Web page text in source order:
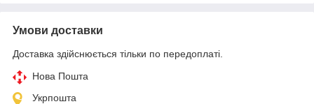
Умови доставки
Доставка здійснюється тільки по передоплаті.
Нова Пошта
Укрпошта